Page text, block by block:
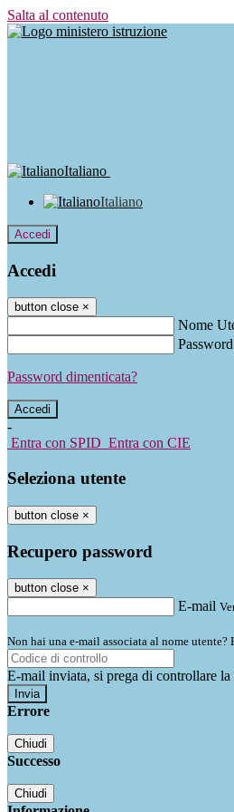
Salta al contenuto
Italiano
Italiano
Accedi
Accedi
button close ×
Nome
Password
Password dimenticata?
-
Entra con SPID Entra con CIE
Seleziona utente
button close ×
Recupero password
button close ×
E-mail
Non hai una e-mail associata al nome
E-mail inviata, si prega di controllare la
Errore
Chiudi
Successo
Chiudi